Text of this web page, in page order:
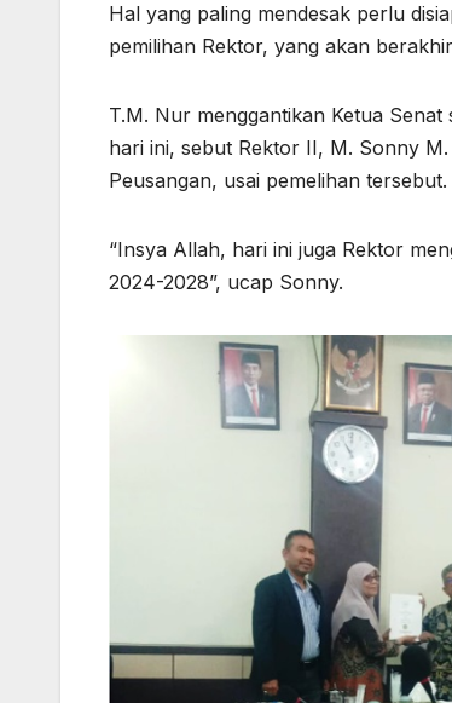
Hal yang paling mendesak perlu
pemilihan Rektor, yang akan
T.M. Nur menggantikan Ketua
hari ini, sebut Rektor II, M. Sonny
Peusangan, usai pemelihan tersebut.
“Insya Allah, hari ini juga Rektor
2024-2028”, ucap Sonny.